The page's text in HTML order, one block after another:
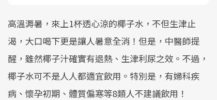
高溫溽暑，來上1杯透心涼的椰子水，不但生津止
渴，大口喝下更是讓人暑意全消！但是，中醫師提
醒，雖然椰子汁確實有退熱、生津利尿之效。不過，
椰子水可不是人人都適宜飲用。特別是，有婦科疾
病、懷孕初期、體質偏寒等8類人不建議飲用！